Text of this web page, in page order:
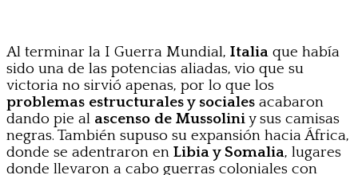
Al terminar la I Guerra Mundial, Italia que había
sido una de las potencias aliadas, vio que su
victoria no sirvió apenas, por lo que los
problemas estructurales y sociales acabaron
dando pie al ascenso de Mussoliniy sus camisas
negras. También supuso su expansión hacia África,
donde se adentraron en Libia y Somalia, lugares
donde llevaron a cabo guerras coloniales con